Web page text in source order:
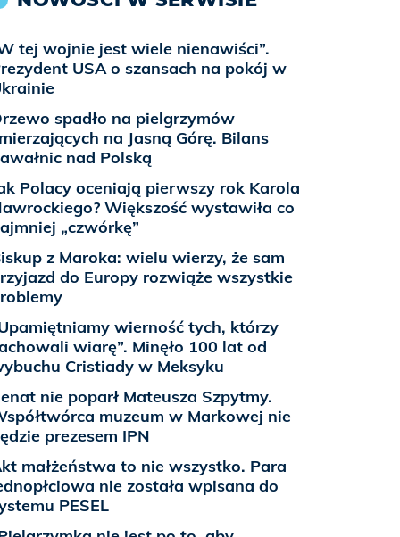
tej wojnie jest wiele nienawiści”.
USA o szansach na pokój w
spadło na pielgrzymów
na Jasną Górę. Bilans
nad Polską
Polacy oceniają pierwszy rok Karola
Większość wystawiła co
„czwórkę”
z Maroka: wielu wierzy, że sam
do Europy rozwiąże wszystkie
wierność tych, którzy
wiarę”. Minęło 100 lat od
Cristiady w Meksyku
nie poparł Mateusza Szpytmy.
muzeum w Markowej nie
prezesem IPN
małżeństwa to nie wszystko. Para
nie została wpisana do
PESEL